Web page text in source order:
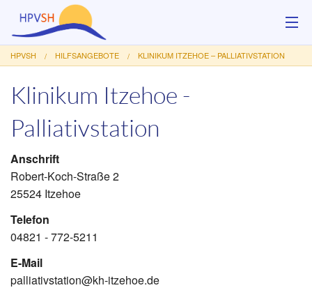
Über uns
Hilfsangebote
Veranstaltungen
Service
Kontakt
HPVSH HILFSANGEBOTE KLINIKUM ITZEHOE – PALLIATIVSTATION
Klinikum Itzehoe -
Palliativstation
Anschrift
Robert-Koch-Straße 2
25524 Itzehoe
Telefon
04821 - 772-5211
E-Mail
palliativstation@kh-itzehoe.de